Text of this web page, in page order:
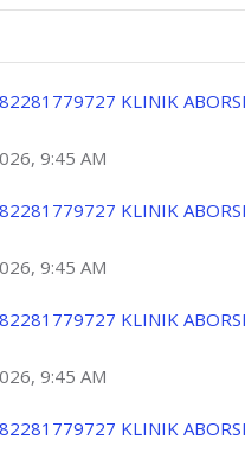
KLINIK
9:45 AM
KLINIK
9:45 AM
KLINIK
9:45 AM
KLINIK